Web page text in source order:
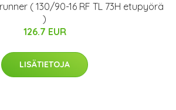
( 130/90-16 RF TL 73H etupyörä
)
126.7 EUR
LISÄTIETOJA